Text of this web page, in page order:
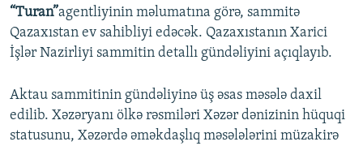
“Turan”agentliyinin məlumatına görə, sammitə
Qazaxıstan ev sahibliyi edəcək. Qazaxıstanın Xarici
İşlər Nazirliyi sammitin detallı gündəliyini açıqlayıb.
Aktau sammitinin gündəliyinə üş əsas məsələ daxil
edilib. Xəzəryanı ölkə rəsmiləri Xəzər dənizinin hüquqi
statusunu, Xəzərdə əməkdaşlıq məsələlərini müzakirə